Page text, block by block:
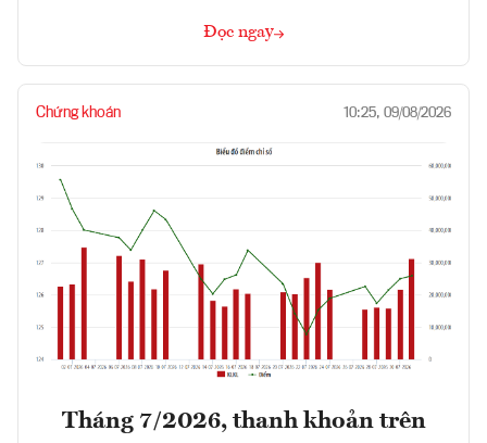
Đọc ngay
Chứng khoán 10:25, 09/08/2026
Tháng 7/2026, thanh khoản trên